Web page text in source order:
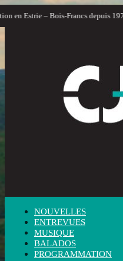
en Estrie – Bois-Francs depuis 1972
NOUVELLES
ENTREVUES
MUSIQUE
BALADOS
PROGRAMMATION